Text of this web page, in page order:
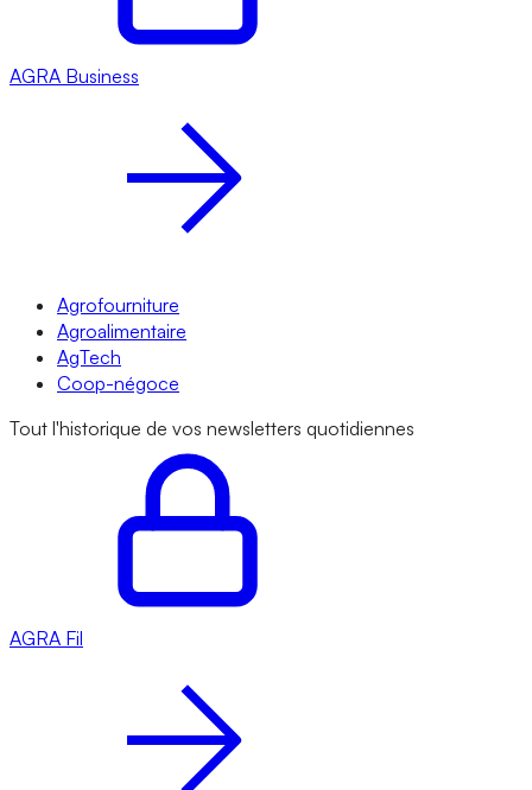
AGRA Business
Agrofourniture
Agroalimentaire
AgTech
Coop-négoce
Tout l'historique de vos newsletters quotidiennes
AGRA Fil